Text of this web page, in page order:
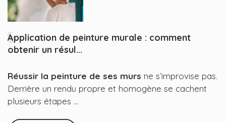
Application de peinture murale : comment
obtenir un résul...
Réussir la peinture de ses murs ne s’improvise pas.
Derrière un rendu propre et homogène se cachent
plusieurs étapes ...